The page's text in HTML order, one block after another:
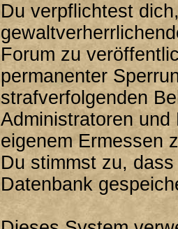
Du verpflichtest
Forum zu
permanenter
strafverfolgenden
Administratoren
eigenem Ermessen
Du stimmst zu,
Datenbank